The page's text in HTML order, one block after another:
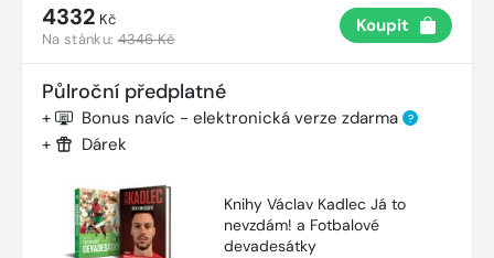
4332 Kč
Na stánku:4346 Kč
Koupit
Půlroční předplatné
+ Bonus navíc - elektronická verze zdarma ?
+ Dárek
Knihy Václav Kadlec Já to
nevzdám! a Fotbalové
devadesátky